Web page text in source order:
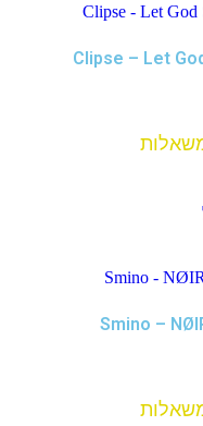
Clipse – Let
Smino –